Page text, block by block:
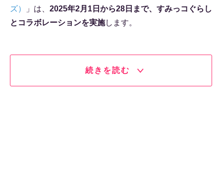
ズ）
」は、 2025年2月1日から28日まで、すみっコぐらし
とコラボレーションを実施します。
続きを読む